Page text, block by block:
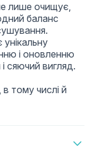
лише очищує,
баланс
і оновленню
сяючий вигляд.
в тому числі й